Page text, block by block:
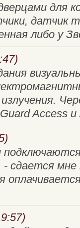
для
датчик
либо у
излучения.
Access и
сдается